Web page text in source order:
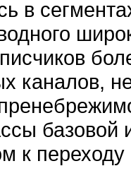
в
каналов,
базовой
к переходу